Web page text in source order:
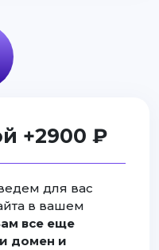
+2900 ₽
для вас
в вашем
все еще
домен и